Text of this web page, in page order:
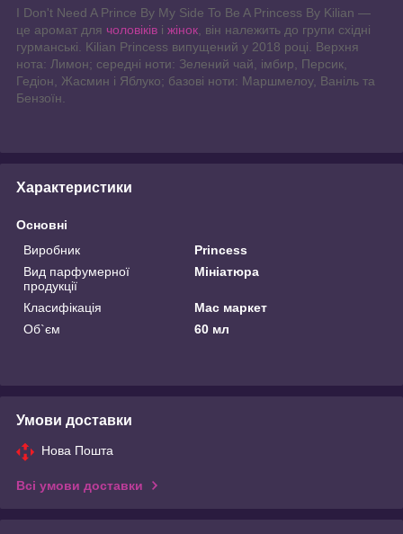
I Don't Need A Prince By My Side To Be A Princess By Kilian —
це аромат для чоловіків і жінок , він належить до групи східні
гурманські. Kilian Princess випущений у 2018 році. Верхня
нота: Лимон; середні ноти: Зелений чай, імбир, Персик,
Гедіон, Жасмин і Яблуко; базові ноти: Маршмелоу, Ваніль та
Бензоїн.
Характеристики
Основні
Виробник
Princess
Вид парфумерної
продукції
Мініатюра
Класифікація
Мас маркет
Об`єм
60 мл
Умови доставки
Нова Пошта
Всі умови доставки